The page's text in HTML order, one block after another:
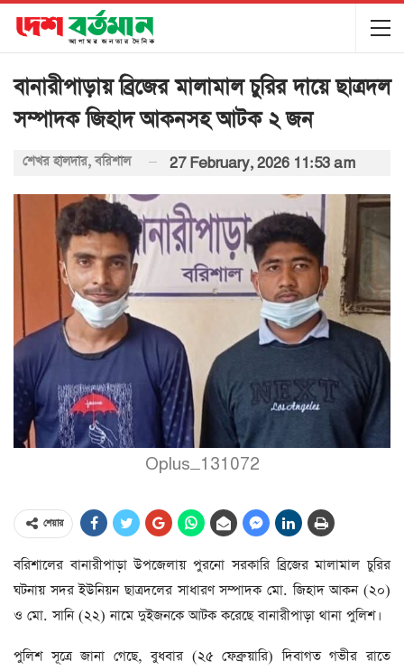
বানারীপাড়ায় ব্রিজের মালামাল চুরির দায়ে ছাত্রদল
সম্পাদক জিহাদ আকনসহ আটক ২ জন
শেখর হালদার, বরিশাল 27 February, 2026 11:53 am
Oplus_131072
শেয়ার
বরিশালের বানারীপাড়া উপজেলায় পুরনো সরকারি ব্রিজের মালামাল চুরির
ঘটনায় সদর ইউনিয়ন ছাত্রদলের সাধারণ সম্পাদক মো. জিহাদ আকন (২০)
ও মো. সানি (২২) নামে দুইজনকে আটক করেছে বানারীপাড়া থানা পুলিশ।
পুলিশ সূত্রে জানা গেছে, বুধবার (২৫ ফেব্রুয়ারি) দিবাগত গভীর রাতে